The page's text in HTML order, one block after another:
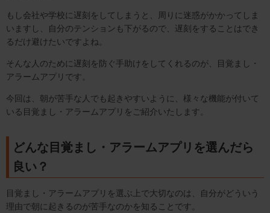
もし会社や学校に遅刻をしてしまうと、周りに迷惑がかかってしま
いますし、自分のテンションも下がるので、遅刻をすることはでき
るだけ避けたいですよね。
そんな人のために遅刻を防ぐ手助けをしてくれるのが、目覚まし・
アラームアプリです。
今回は、朝が苦手な人でも起きやすいように、様々な機能が付いて
いる目覚まし・アラームアプリをご紹介いたします。
どんな目覚まし・アラームアプリを選んだら
良い？
目覚まし・アラームアプリを選ぶ上で大切なのは、自分がどういう
理由で朝に起きるのが苦手なのかを知ることです。